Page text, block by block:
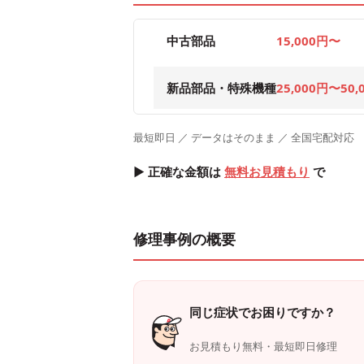
中古部品 15,000円〜
新品部品・特殊機種25,000円〜
最短即日 ／ データはそのまま ／ 全国宅配対応
▶ 正確な金額は 無料お見積もり で
修理事例の概要
同じ症状でお困りですか？
お見積もり無料・最短即日修理